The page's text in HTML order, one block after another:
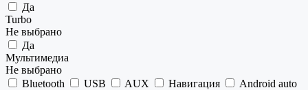
Да
Turbo
Не выбрано
Да
Мультимедиа
Не выбрано
Bluetooth
USB AUX Навигация
Android auto